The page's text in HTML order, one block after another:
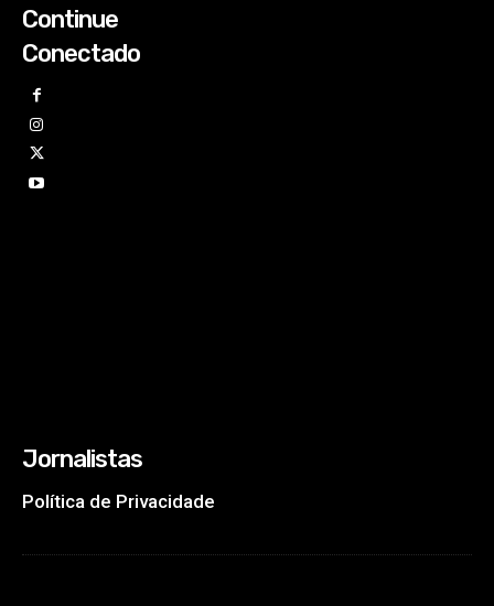
Continue
Conectado
Jornalistas
Política de Privacidade